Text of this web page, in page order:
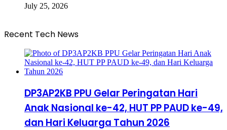
July 25, 2026
Recent Tech News
DP3AP2KB PPU Gelar Peringatan Hari
Anak Nasional ke-42, HUT PP PAUD ke-49,
dan Hari Keluarga Tahun 2026